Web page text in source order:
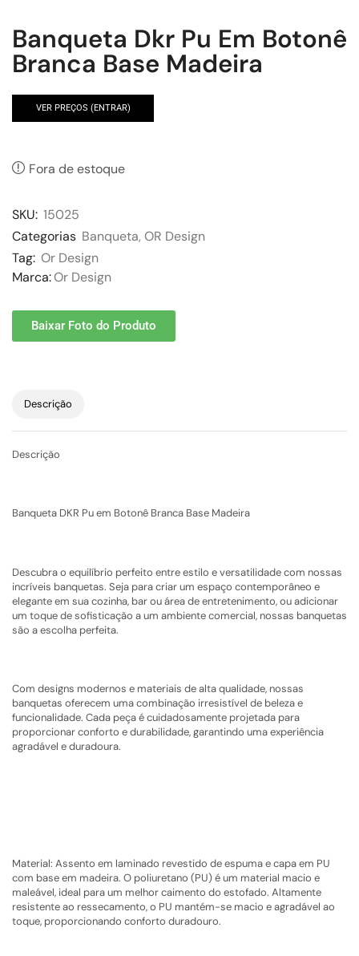
Banqueta Dkr Pu Em Botonê
Branca Base Madeira
VER PREÇOS (ENTRAR)
Fora de estoque
SKU: 15025
Categorias Banqueta, OR Design
Tag: Or Design
Marca:Or Design
Baixar Foto do Produto
Descrição
Descrição
Banqueta DKR Pu em Botonê Branca Base Madeira
Descubra o equilíbrio perfeito entre estilo e versatilidade com nossas
incríveis banquetas. Seja para criar um espaço contemporâneo e
elegante em sua cozinha, bar ou área de entretenimento, ou adicionar
um toque de sofisticação a um ambiente comercial, nossas banquetas
são a escolha perfeita.
Com designs modernos e materiais de alta qualidade, nossas
banquetas oferecem uma combinação irresistível de beleza e
funcionalidade. Cada peça é cuidadosamente projetada para
proporcionar conforto e durabilidade, garantindo uma experiência
agradável e duradoura.
Material: Assento em laminado revestido de espuma e capa em PU
com base em madeira. O poliuretano (PU) é um material macio e
maleável, ideal para um melhor caimento do estofado. Altamente
resistente ao ressecamento, o PU mantém-se macio e agradável ao
toque, proporcionando conforto duradouro.